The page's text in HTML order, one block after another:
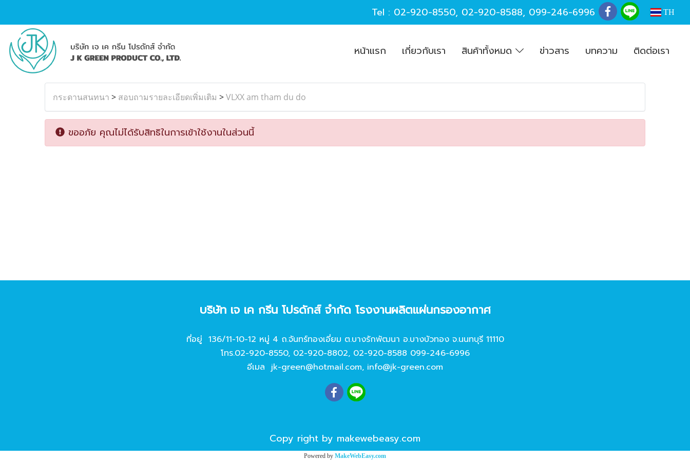
Tel : 02-920-8550, 02-920-8588, 099-246-6996 TH
หน้าแรก เกี่ยวกับเรา สินค้าทั้งหมด ข่าวสาร บทความ ติดต่อเรา
กระดานสนทนา > สอบถามรายละเอียดเพิ่มเติม >VLXX am tham du do
ขออภัย คุณไม่ได้รับสิทธิในการเข้าใช้งานในส่วนนี้
บริษัท เจ เค กรีน โปรดักส์ จํากัด โรงงานผลิตแผ่นกรองอากาศ
ที่อยู่ 136/11-10-12 หมู่ 4 ถ.จันทร์ทองเอี่ยม ต.บางรักพัฒนา อ.บางบัวทอง จ.นนทบุรี 11110
โทร.02-920-8550, 02-920-8802, 02-920-8588 099-246-6996
อีเมล jk-green@hotmail.com, info@jk-green.com
Copy right by makewebeasy.com
Powered by MakeWebEasy.com